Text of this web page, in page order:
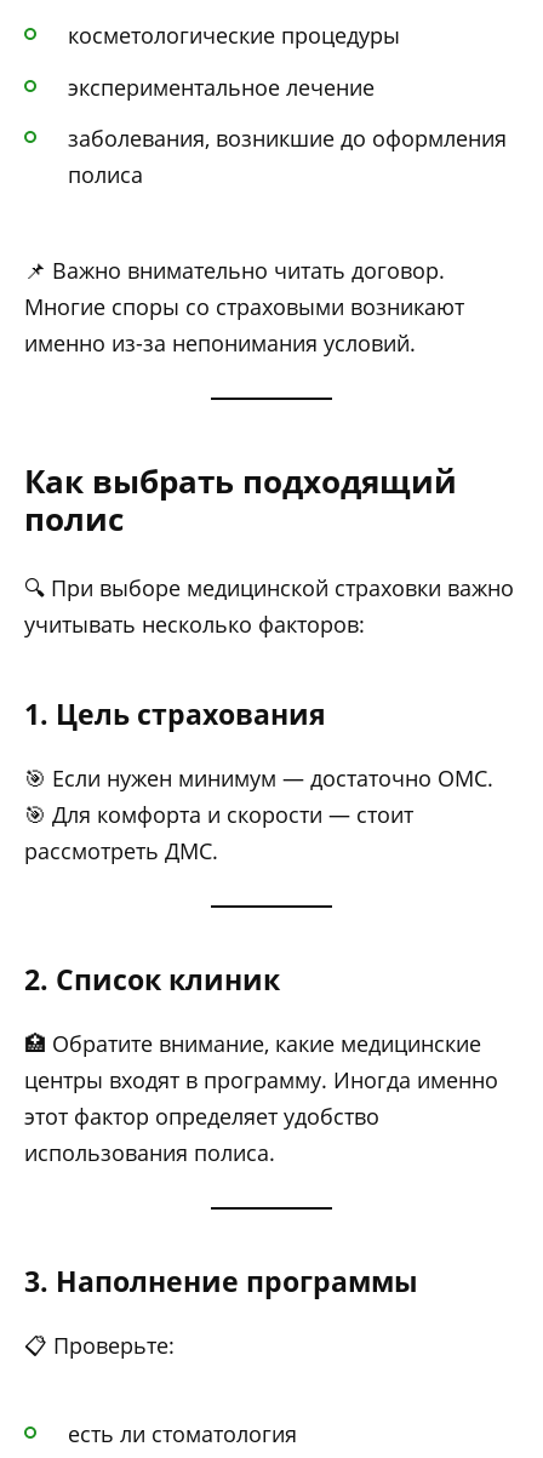
косметологические процедуры
экспериментальное лечение
заболевания, возникшие до оформления
полиса
📌 Важно внимательно читать договор.
Многие споры со страховыми возникают
именно из-за непонимания условий.
Как выбрать подходящий
полис
🔍 При выборе медицинской страховки важно
учитывать несколько факторов:
1. Цель страхования
🎯 Если нужен минимум — достаточно ОМС.
🎯 Для комфорта и скорости — стоит
рассмотреть ДМС.
2. Список клиник
🏥 Обратите внимание, какие медицинские
центры входят в программу. Иногда именно
этот фактор определяет удобство
использования полиса.
3. Наполнение программы
📋 Проверьте:
есть ли стоматология